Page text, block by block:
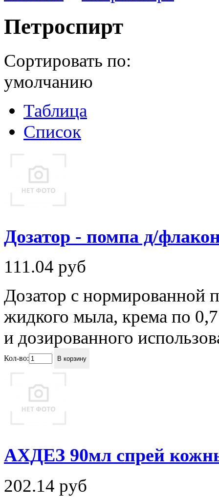
Петроспирт
Сортировать по:
умолчанию
Таблица
Список
Дозатор - помпа д/
111.04 руб
Дозатор с нормированной
жидкого мыла, крема по
и дозированного
Кол-во: В корзину
АХДЕЗ 90мл спрей
202.14 руб